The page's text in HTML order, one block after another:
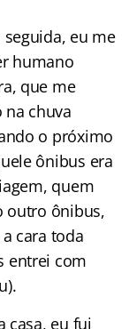
eu me
humano
que me
chuva
o próximo
ônibus era
quem
outro ônibus,
cara toda
entrei com
casa, eu fui